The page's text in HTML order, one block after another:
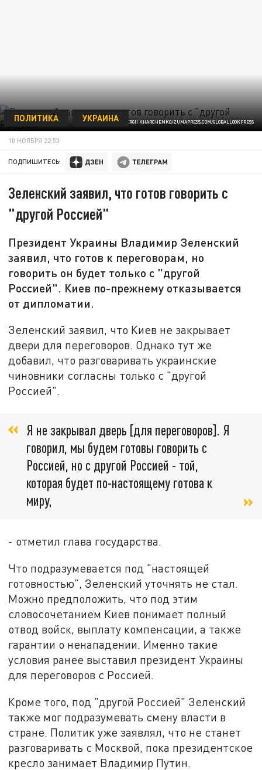
SERGII KHARCHENKO/ZUMAPRESS.COM/GLOBALLOOKPRESS
ПОЛИТИКА УКРАИНА
10 НОЯБРЯ 22:53
ПОДПИШИТЕСЬ:
Зеленский заявил, что готов говорить с
"другой Россией"
Президент Украины Владимир Зеленский
заявил, что готов к переговорам, но
говорить он будет только с "другой
Россией". Киев по-прежнему отказывается
от дипломатии.
Зеленский заявил, что Киев не закрывает
двери для переговоров. Однако тут же
добавил, что разговаривать украинские
чиновники согласны только с "другой
Россией".
Я не закрывал дверь [для переговоров]. Я
говорил, мы будем готовы говорить с
Россией, но с другой Россией - той,
которая будет по-настоящему готова к
миру,
- отметил глава государства.
Что подразумевается под "настоящей
готовностью", Зеленский уточнять не стал.
Можно предположить, что под этим
словосочетанием Киев понимает полный
отвод войск, выплату компенсации, а также
гарантии о ненападении. Именно такие
условия ранее выставил президент Украины
для переговоров с Россией.
Кроме того, под "другой Россией" Зеленский
также мог подразумевать смену власти в
стране. Политик уже заявлял, что не станет
разговаривать с Москвой, пока президентское
кресло занимает Владимир Путин.